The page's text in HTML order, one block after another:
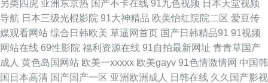
91黄在线观看永久免费版 五月丁香综合啪啪成人 欧美性精品国产 国产精品
自拍网五月丁香 91唐伯虎视频 亚洲久久青青综合 欧美性爱综合网 高清午夜
福利影院 97亚色 91传媒在线入口观看播放 成人鲁 91一区二群 91在线永久
另类四虎 亚洲东京热 国产不卡在线 91九色视频 日本天堂视频
导航 日本三级光棍影院 91大神精品 欧美怡红院院二区 爱豆传
媒观看网站 综合日韩欧美 草逼网首页 国产日韩精品91 91视频
网站在线 69性影院 福利资源在线 91自拍最新网址 青青草国产
成人 黄色岛国网站 欧美一xxxxx 欧美gayv 91色情激情网 中国韩
国日本高清 国产国产一区 亚洲欧洲成人 日韩在线 久久国产影视